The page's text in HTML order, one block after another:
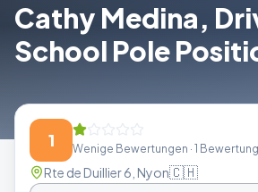
Cathy Medina,
School Pole
1 Wenige Bewertungen · 1
Rte de Duillier 6, Nyon🇨🇭